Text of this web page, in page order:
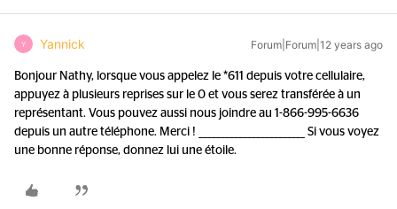
Y Yannick Forum|Forum|12 years ago
Bonjour Nathy, lorsque vous appelez le *611 depuis votre cellulaire,
appuyez à plusieurs reprises sur le 0 et vous serez transférée à un
représentant. Vous pouvez aussi nous joindre au 1-866-995-6636
depuis un autre téléphone. Merci ! ________________________ Si vous voyez
une bonne réponse, donnez lui une étoile.